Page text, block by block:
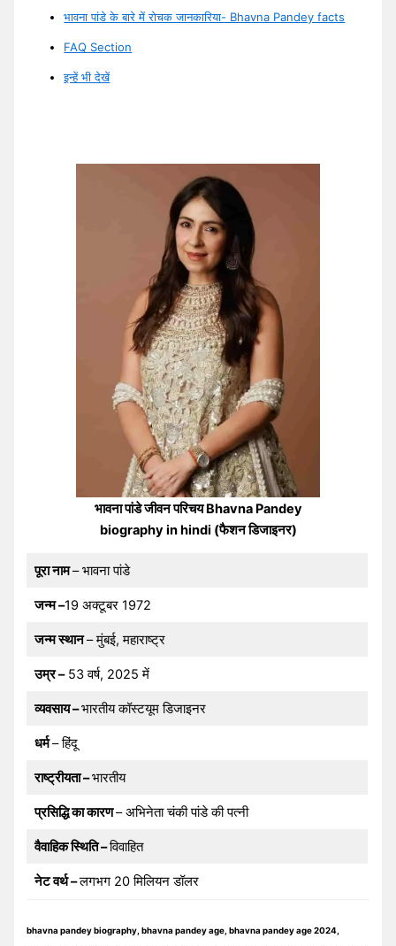
भावना पांडे के बारे में रोचक जानकारिया- Bhavna Pandey facts
FAQ Section
इन्हें भी देखें
भावना पांडे जीवन परिचय Bhavna Pandey
biography in hindi (फैशन डिजाइनर)
पूरा नाम– भावना पांडे
जन्म –19 अक्टूबर 1972
जन्म स्थान– मुंबई, महाराष्ट्र
उम्र –53 वर्ष, 2025 में
व्यवसाय –भारतीय कॉस्टयूम डिजाइनर
धर्म– हिंदू
राष्ट्रीयता –भारतीय
प्रसिद्धि का कारण– अभिनेता चंकी पांडे की पत्नी
वैवाहिक स्थिति –विवाहित
नेट वर्थ –लगभग 20 मिलियन डॉलर
bhavna pandey biography, bhavna pandey age, bhavna pandey age 2024,